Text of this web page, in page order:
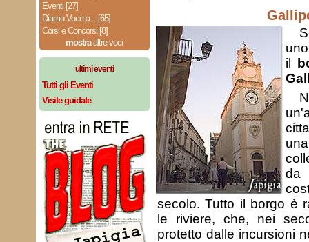
Eventi [27]
Diamo Voce a... [65]
Corsi e Concorsi [8]
mostraaltre voci
ultimi eventi
Tutti gli Eventi
Visite guidate
il
secolo. Tutto il borgo è
le riviere, che, nei
protetto dalle incursioni